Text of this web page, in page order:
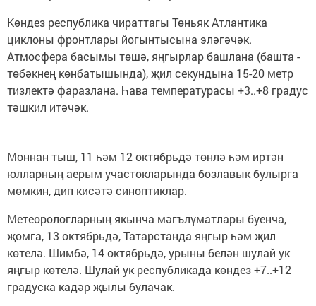
Көндез республика чираттагы Төньяк Атлантика
циклоны фронтлары йогынтысына эләгәчәк.
Атмосфера басымы төшә, яңгырлар башлана (башта -
төбәкнең көнбатышында), җил секундына 15-20 метр
тизлектә фаразлана. Һава температурасы +3..+8 градус
тәшкил итәчәк.
Моннан тыш, 11 һәм 12 октябрьдә төнлә һәм иртән
юлларның аерым участокларында бозлавык булырга
мөмкин, дип кисәтә синоптиклар.
Метеорологларның якынча мәгълүматлары буенча,
җомга, 13 октябрьдә, Татарстанда яңгыр һәм җил
көтелә. Шимбә, 14 октябрьдә, урыны белән шулай ук
яңгыр көтелә. Шулай ук республикада көндез +7..+12
градуска кадәр җылы булачак.